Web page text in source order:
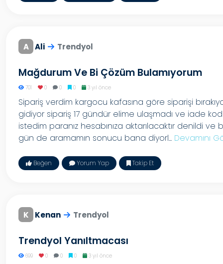
A Ali Trendyol
Mağdurum Ve Bi Çözüm Bulamıyorum
701 0 0 0 3 yıl önce
Sipariş verdim kargocu kafasına göre siparişi
gidiyor sipariş 17 gündür elime ulaşmadı ve iade
istedim paranız hesabınıza aktarılacaktır denildi ve
gün de aramamın sonucu bana diyorl... Devamını
Beğen Yorum Yap Takip Et
K Kenan Trendyol
Trendyol Yanıltmacası
699 0 0 0 3 yıl önce